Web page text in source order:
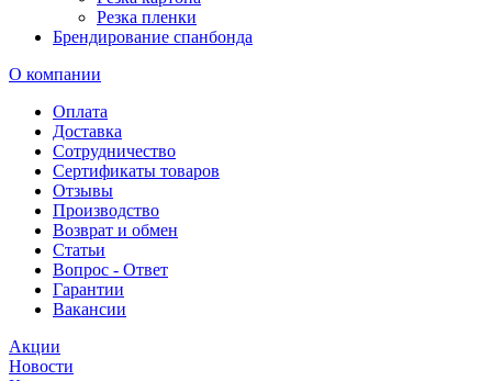
Резка пленки
Брендирование спанбонда
О компании
Оплата
Доставка
Сотрудничество
Сертификаты товаров
Отзывы
Производство
Возврат и обмен
Статьи
Вопрос - Ответ
Гарантии
Вакансии
Акции
Новости